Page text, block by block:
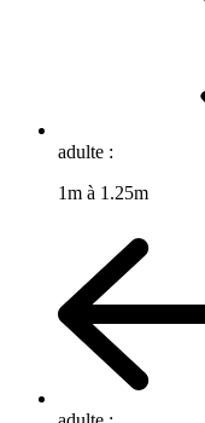
adulte :
1m à 1.25m